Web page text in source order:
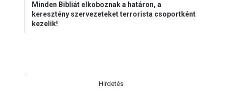
Minden Bibliát elkoboznak a határon, a
keresztény szervezeteket terrorista csoportként
kezelik!
.
Hirdetés